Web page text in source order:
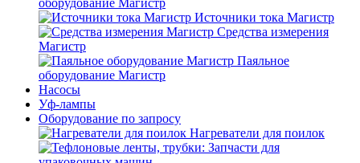
оборудование Магистр
Источники тока Магистр
Средства измерения
Магистр
Паяльное
оборудование Магистр
Насосы
Уф-лампы
Оборудование по запросу
Нагреватели для поилок